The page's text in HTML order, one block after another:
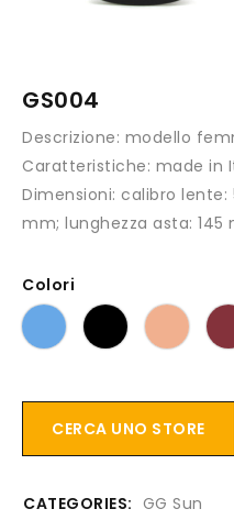
GS004
Descrizione: modello
Caratteristiche: made in
Dimensioni: calibro lente:
mm; lunghezza asta: 145
Colori
CERCA UNO STORE
CATEGORIES: GG Sun